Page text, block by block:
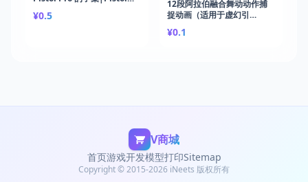
¥0.5
12段阿拉伯融合舞动动作捕
捉动画（适用于虚幻引
MoCap Dance Set v4.24+
¥0.1
V商城
首页游戏开发模型打印Sitemap
Copyright © 2015-2026 iNeets 版权所有